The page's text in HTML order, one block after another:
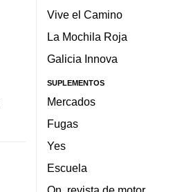
Vive el Camino
La Mochila Roja
Galicia Innova
SUPLEMENTOS
Mercados
Fugas
Yes
Escuela